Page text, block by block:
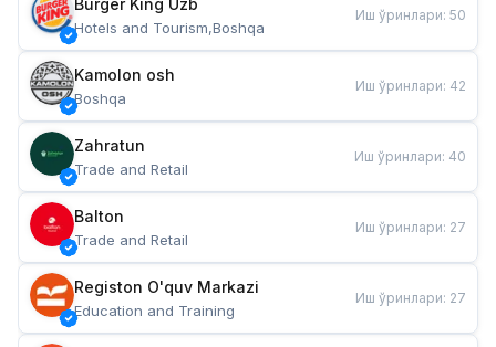
Burger King Uzb
Hotels and Tourism,Boshqa
Иш ўринлари: 50
Kamolon osh
Boshqa
Иш ўринлари: 42
Zahratun
Trade and Retail
Иш ўринлари: 40
Balton
Trade and Retail
Иш ўринлари: 27
Registon O'quv Markazi
Education and Training
Иш ўринлари: 27